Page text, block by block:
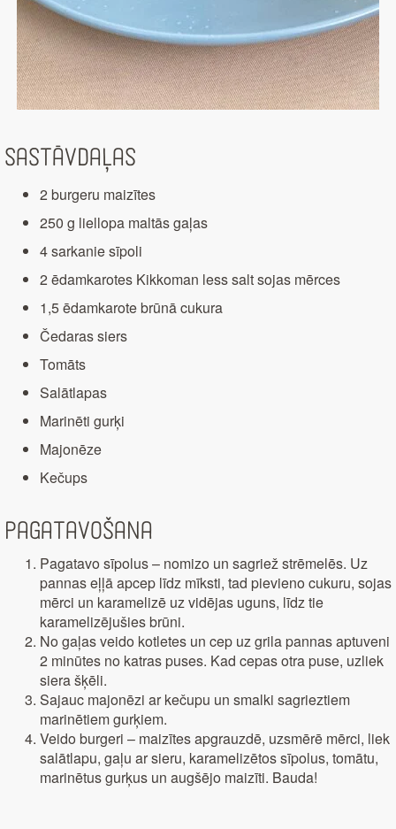
Sastāvdaļas
2 burgeru maizītes
250 g liellopa maltās gaļas
4 sarkanie sīpoli
2 ēdamkarotes Kikkoman less salt sojas mērces
1,5 ēdamkarote brūnā cukura
Čedaras siers
Tomāts
Salātlapas
Marinēti gurķi
Majonēze
Kečups
Pagatavošana
Pagatavo sīpolus – nomizo un sagriež strēmelēs. Uz
pannas eļļā apcep līdz mīksti, tad pievieno cukuru, sojas
mērci un karamelizē uz vidējas uguns, līdz tie
karamelizējušies brūni.
No gaļas veido kotletes un cep uz grila pannas aptuveni
2 minūtes no katras puses. Kad cepas otra puse, uzliek
siera šķēli.
Sajauc majonēzi ar kečupu un smalki sagrieztiem
marinētiem gurķiem.
Veido burgeri – maizītes apgrauzdē, uzsmērē mērci, liek
salātlapu, gaļu ar sieru, karamelizētos sīpolus, tomātu,
marinētus gurķus un augšējo maizīti. Bauda!